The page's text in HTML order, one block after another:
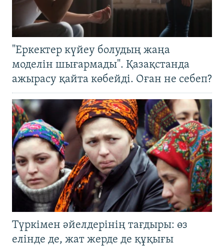
"Еркектер күйеу болудың жаңа
моделін шығармады". Қазақстанда
ажырасу қайта көбейді. Оған не себеп?
Түркімен әйелдерінің тағдыры: өз
елінде де, жат жерде де құқығы